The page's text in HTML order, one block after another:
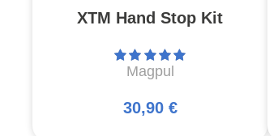
XTM Hand Stop Kit
Magpul
30,90 €